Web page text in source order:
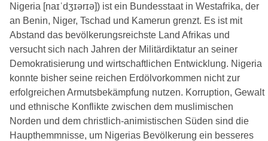
Nigeria [naɪˈdʒɪərɪə]) ist ein Bundesstaat in Westafrika, der
an Benin, Niger, Tschad und Kamerun grenzt. Es ist mit
Abstand das bevölkerungsreichste Land Afrikas und
versucht sich nach Jahren der Militärdiktatur an seiner
Demokratisierung und wirtschaftlichen Entwicklung. Nigeria
konnte bisher seine reichen Erdölvorkommen nicht zur
erfolgreichen Armutsbekämpfung nutzen. Korruption, Gewalt
und ethnische Konflikte zwischen dem muslimischen
Norden und dem christlich-animistischen Süden sind die
Haupthemmnisse, um Nigerias Bevölkerung ein besseres